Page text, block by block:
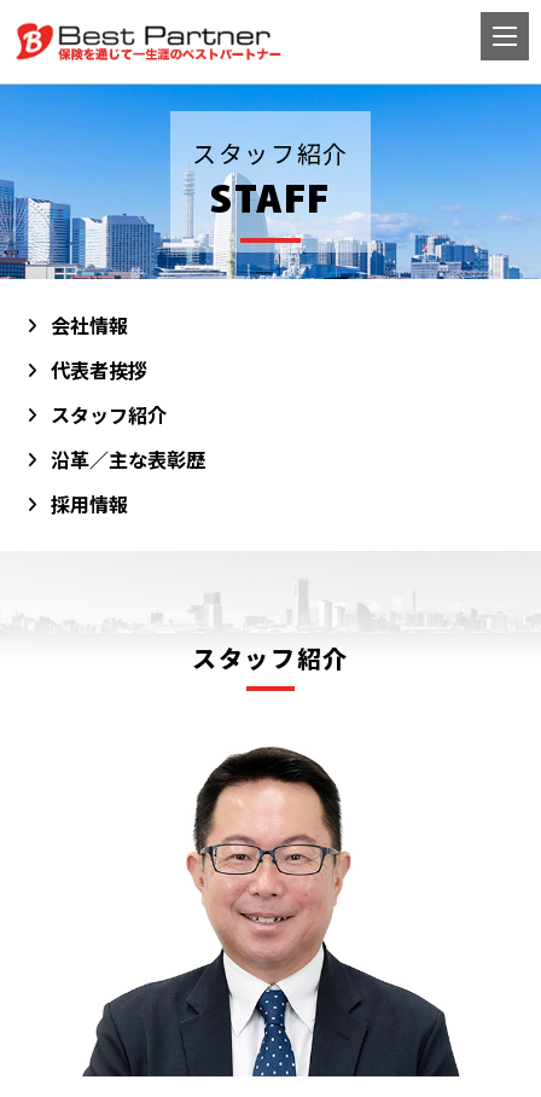
スタッフ紹介
STAFF
会社情報
代表者挨拶
スタッフ紹介
沿革／主な表彰歴
採用情報
スタッフ紹介